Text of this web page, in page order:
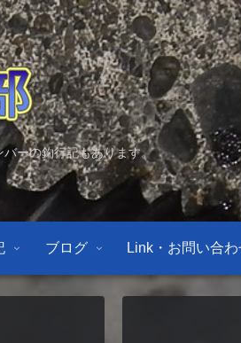
ーの釣行記もあります。
ブログ Link・お問い合